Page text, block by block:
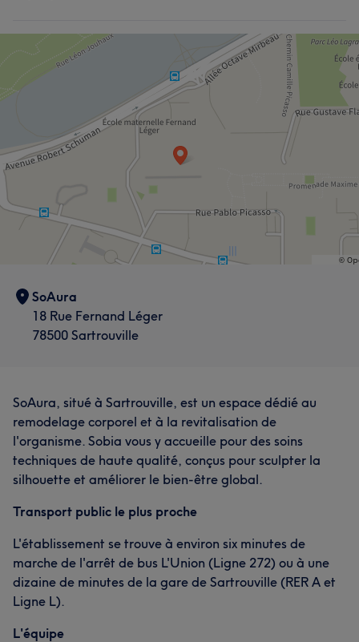
SoAura
18 Rue Fernand Léger
78500 Sartrouville
SoAura, situé à Sartrouville, est un espace dédié au
remodelage corporel et à la revitalisation de
l'organisme. Sobia vous y accueille pour des soins
techniques de haute qualité, conçus pour sculpter la
silhouette et améliorer le bien-être global.
Transport public le plus proche
L'établissement se trouve à environ six minutes de
marche de l'arrêt de bus L'Union (Ligne 272) ou à une
dizaine de minutes de la gare de Sartrouville (RER A et
Ligne L).
L'équipe